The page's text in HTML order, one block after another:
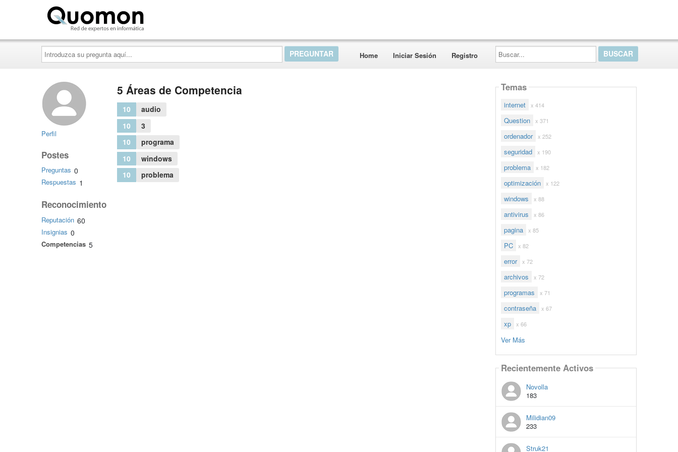
Introduzca
su
pregunta
aquí...
Home Iniciar Sesión Registro
Buscar...
Perfil
Postes
Preguntas 0
Respuestas 1
Reconocimiento
Reputación 60
Insignias 0
Competencias 5
5 Áreas de Competencia
10
audio
10
3
10
programa
10
windows
10
problema
Temas
internet x 414
Question x 371
ordenador x 252
seguridad x 190
problema x 182
optimización x 122
windows x 88
antivirus x 86
pagina x 85
PC x 82
error x 72
archivos x 72
programas x 71
contraseña x 67
xp x 66
Ver Más
Recientemente Activos
Novolla
183
Milidian09
233
Struk21